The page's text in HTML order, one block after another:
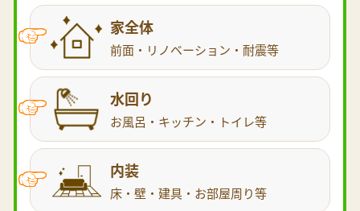
家全体
前面・リノベーション・耐震等
水回り
お風呂・キッチン・トイレ等
内装
床・壁・建具・お部屋周り等